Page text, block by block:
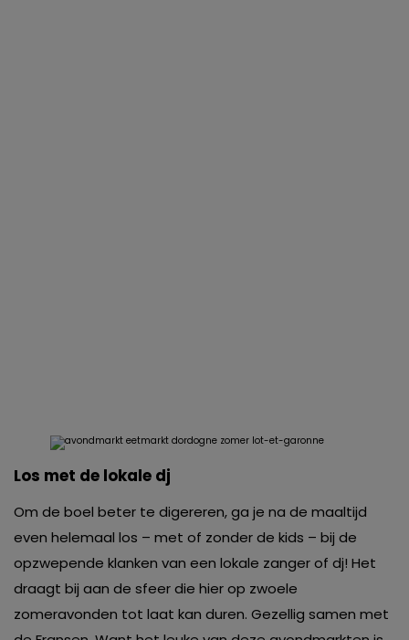
Los met de lokale dj
Om de boel beter te digereren, ga je na de maaltijd
even helemaal los – met of zonder de kids – bij de
opzwepende klanken van een lokale zanger of dj! Het
draagt bij aan de sfeer die hier op zwoele
zomeravonden tot laat kan duren. Gezellig samen met